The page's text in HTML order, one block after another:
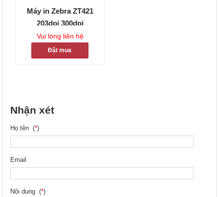
Máy in Zebra ZT421
203dpi 300dpi
Vui lòng liên hệ
Đặt mua
Nhận xét
Họ tên (*)
Email
Nội dung (*)